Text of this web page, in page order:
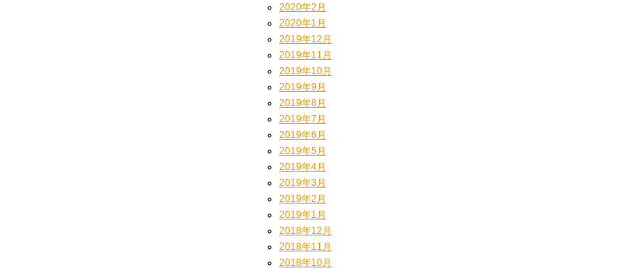
2020年2月
2020年1月
2019年12月
2019年11月
2019年10月
2019年9月
2019年8月
2019年7月
2019年6月
2019年5月
2019年4月
2019年3月
2019年2月
2019年1月
2018年12月
2018年11月
2018年10月